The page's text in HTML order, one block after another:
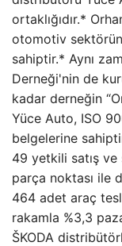
ortaklığıdır.*
otomotiv
sahiptir.* Aynı
Derneği'nin de
kadar derneğin
Yüce Auto, ISO
belgelerine
49 yetkili satış
parça noktası ile
464 adet araç
rakamla %3,3
ŠKODA